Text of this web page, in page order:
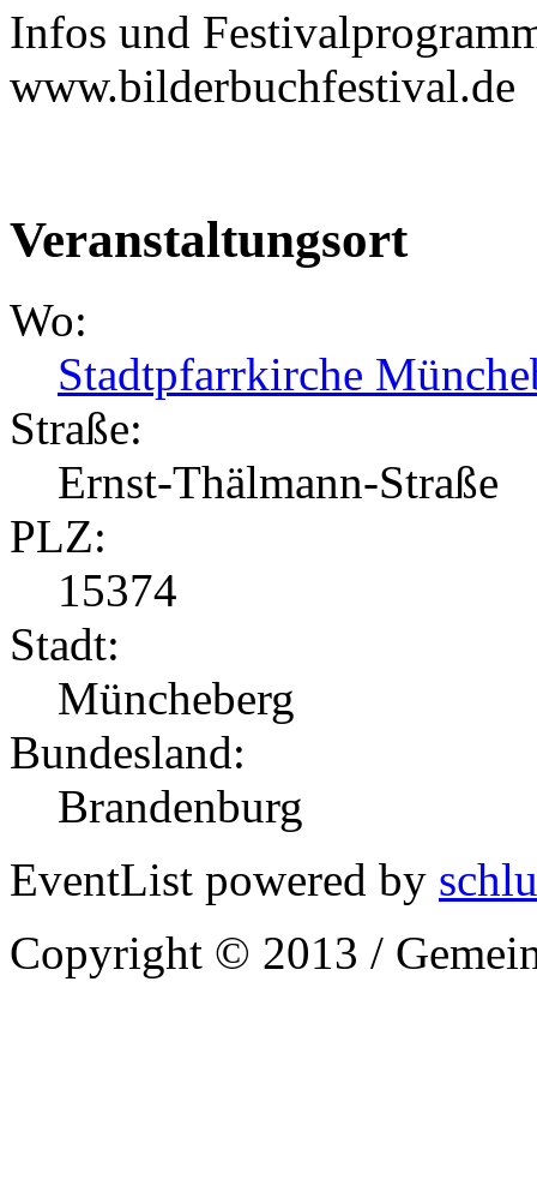
Infos und
www.bilderbuchfestival.de
Veranstaltungsort
Wo:
Stadtpfarrkirche
Straße:
Ernst-Thälmann-Straße
PLZ:
15374
Stadt:
Müncheberg
Bundesland:
Brandenburg
EventList powered by
Copyright © 2013 /